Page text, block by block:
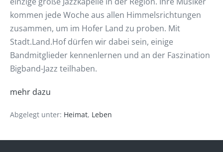
kommen jede Woche aus allen Himmelsrichtungen
zusammen, um im Hofer Land zu proben. Mit
Stadt.Land.Hof dürfen wir dabei sein, einige
Bandmitglieder kennenlernen und an der Faszination
Bigband-Jazz teilhaben.
mehr dazu
Abgelegt unter: Heimat, Leben